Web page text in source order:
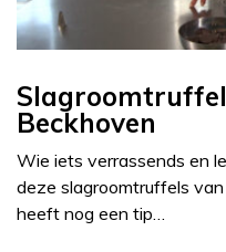
Beckhoven
Wie iets verrassends en
deze slagroomtruffels
heeft nog een tip…